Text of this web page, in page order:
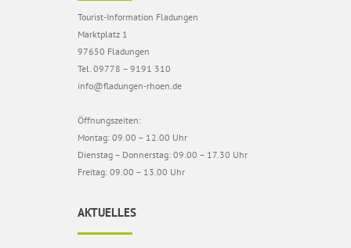
Tourist-Information Fladungen
Marktplatz 1
97650 Fladungen
Tel. 09778 – 9191 310
info@fladungen-rhoen.de
Öffnungszeiten:
Montag: 09.00 – 12.00 Uhr
Dienstag – Donnerstag: 09.00 – 17.30 Uhr
Freitag: 09.00 – 13.00 Uhr
AKTUELLES